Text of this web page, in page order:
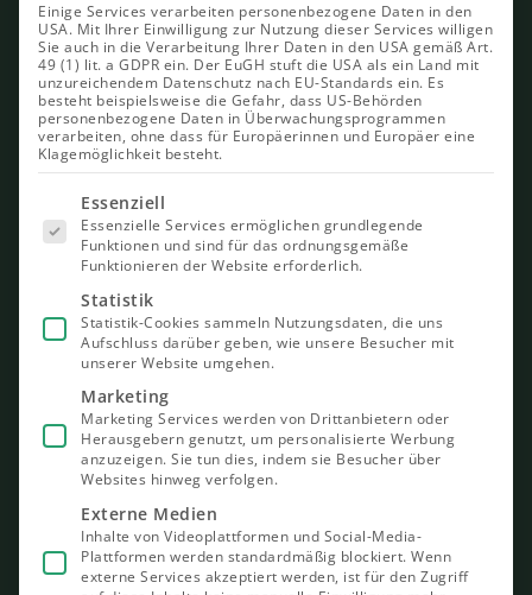
Einige Services verarbeiten personenbezogene Daten in den
USA. Mit Ihrer Einwilligung zur Nutzung dieser Services willigen
Sie auch in die Verarbeitung Ihrer Daten in den USA gemäß Art.
49 (1) lit. a GDPR ein. Der EuGH stuft die USA als ein Land mit
unzureichendem Datenschutz nach EU-Standards ein. Es
besteht beispielsweise die Gefahr, dass US-Behörden
personenbezogene Daten in Überwachungsprogrammen
verarbeiten, ohne dass für Europäerinnen und Europäer eine
Klagemöglichkeit besteht.
Es folgt
eine Liste
der Service-
Gruppen,
für die eine
Einwilligung
erteilt
werden
kann. Die
erste
Service-
Gruppe ist
essenziell
und kann
nicht
abgewählt
Essenziell
Essenzielle Services ermöglichen grundlegende
Funktionen und sind für das ordnungsgemäße
Funktionieren der Website erforderlich.
Statistik
Statistik-Cookies sammeln Nutzungsdaten, die uns
Aufschluss darüber geben, wie unsere Besucher mit
unserer Website umgehen.
Marketing
Marketing Services werden von Drittanbietern oder
Herausgebern genutzt, um personalisierte Werbung
anzuzeigen. Sie tun dies, indem sie Besucher über
Websites hinweg verfolgen.
Externe Medien
Inhalte von Videoplattformen und Social-Media-
Plattformen werden standardmäßig blockiert. Wenn
externe Services akzeptiert werden, ist für den Zugriff